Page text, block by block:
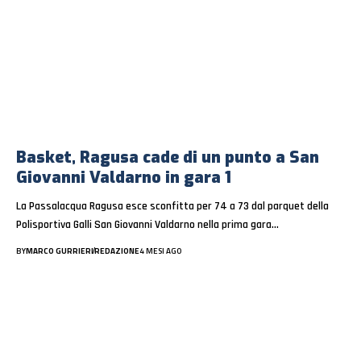
Basket, Ragusa cade di un punto a San
Giovanni Valdarno in gara 1
La Passalacqua Ragusa esce sconfitta per 74 a 73 dal parquet della
Polisportiva Galli San Giovanni Valdarno nella prima gara…
BYMARCO GURRIERIREDAZIONE4 MESI AGO